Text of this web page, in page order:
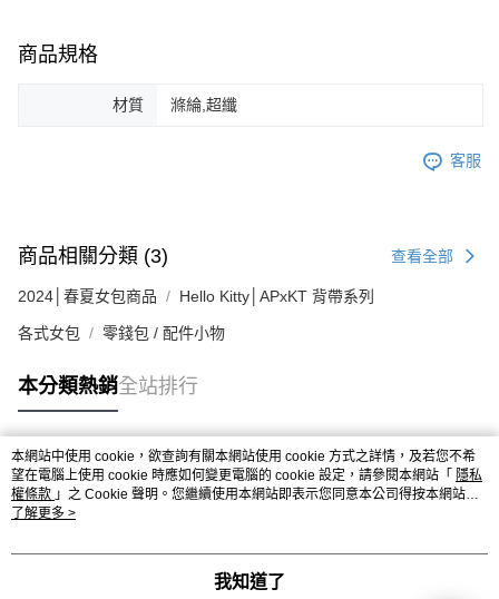
商品規格
材質 滌綸,超纖
客服
商品相關分類 (3) 查看全部
2024│春夏女包商品 Hello Kitty│APxKT 背帶系列
各式女包 零錢包 / 配件小物
本分類熱銷全站排行
熱門標籤
本網站中使用 cookie，欲查詢有關本網站使用 cookie 方式之詳情，及若您不希
望在電腦上使用 cookie 時應如何變更電腦的 cookie 設定，請參閱本網站「 隱私
權條款 」之 Cookie 聲明。您繼續使用本網站即表示您同意本公司得按本網站使
用條款之 Cookie 聲明使用 cookie。
了解更多 >
我知道了